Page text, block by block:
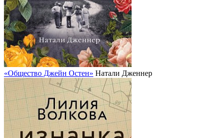
«Общество Джейн Остен» Натали Дженнер